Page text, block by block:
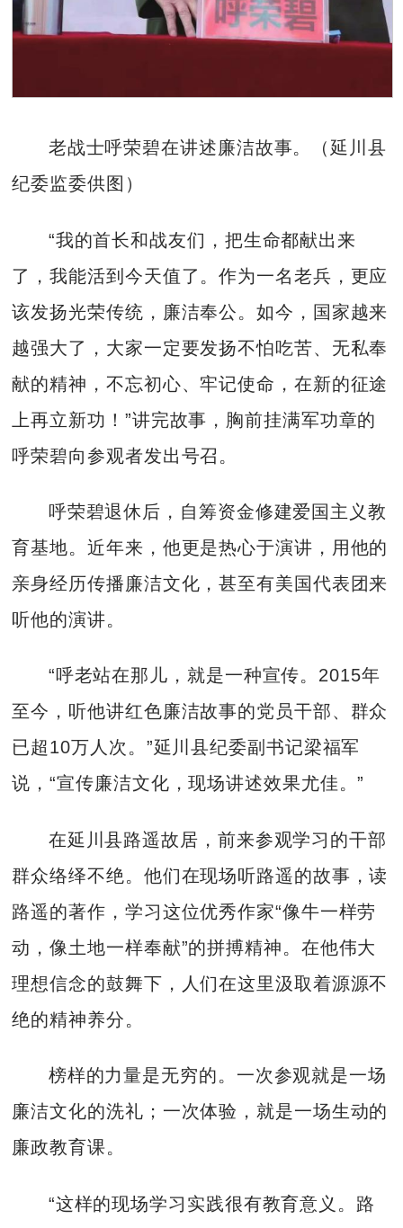
老战士呼荣碧在讲述廉洁故事。（延川县
纪委监委供图）
“我的首长和战友们，把生命都献出来
了，我能活到今天值了。作为一名老兵，更应
该发扬光荣传统，廉洁奉公。如今，国家越来
越强大了，大家一定要发扬不怕吃苦、无私奉
献的精神，不忘初心、牢记使命，在新的征途
上再立新功！”讲完故事，胸前挂满军功章的
呼荣碧向参观者发出号召。
呼荣碧退休后，自筹资金修建爱国主义教
育基地。近年来，他更是热心于演讲，用他的
亲身经历传播廉洁文化，甚至有美国代表团来
听他的演讲。
“呼老站在那儿，就是一种宣传。2015年
至今，听他讲红色廉洁故事的党员干部、群众
已超10万人次。”延川县纪委副书记梁福军
说，“宣传廉洁文化，现场讲述效果尤佳。”
在延川县路遥故居，前来参观学习的干部
群众络绎不绝。他们在现场听路遥的故事，读
路遥的著作，学习这位优秀作家“像牛一样劳
动，像土地一样奉献”的拼搏精神。在他伟大
理想信念的鼓舞下，人们在这里汲取着源源不
绝的精神养分。
榜样的力量是无穷的。一次参观就是一场
廉洁文化的洗礼；一次体验，就是一场生动的
廉政教育课。
“这样的现场学习实践很有教育意义。路